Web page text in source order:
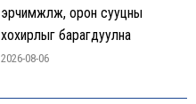
эрчимжүүлж, орон сууцны
хохирлыг барагдуулна
2026-08-06